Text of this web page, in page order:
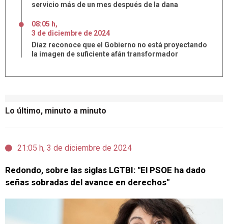
Lo último, minuto a minuto
21:05 h, 3 de diciembre de 2024
Redondo, sobre las siglas LGTBI: "El PSOE ha dado
señas sobradas del avance en derechos"
servicio más de un mes después de la dana
08:05 h,
3 de diciembre de 2024
Díaz reconoce que el Gobierno no está proyectando
la imagen de suficiente afán transformador